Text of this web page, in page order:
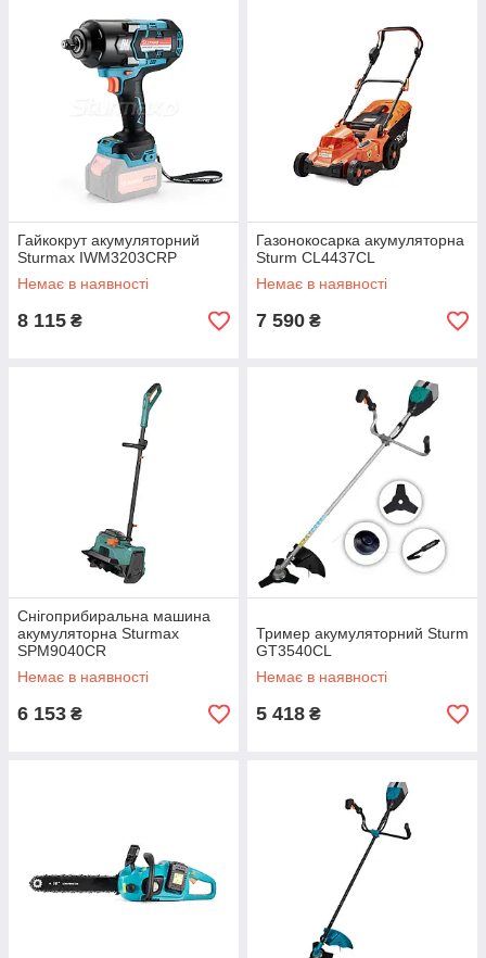
Гайкокрут акумуляторний
Sturmax IWM3203CRP
Немає в наявності
8 115 ₴
Газонокосарка акумуляторна
Sturm CL4437CL
Немає в наявності
7 590 ₴
Снігоприбиральна машина
акумуляторна Sturmax
SPM9040CR
Немає в наявності
6 153 ₴
Тример акумуляторний Sturm
GT3540CL
Немає в наявності
5 418 ₴